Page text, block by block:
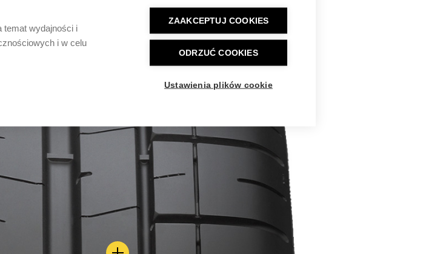
temat wydajności i
i w celu
ZAAKCEPTUJ COOKIES
ODRZUĆ COOKIES
Ustawienia plików cookie